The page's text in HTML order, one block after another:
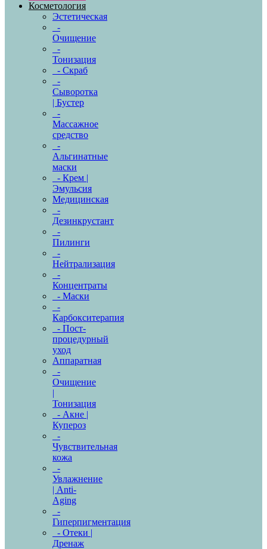
Косметология
Эстетическая
-
Очищение
-
Тонизация
- Скраб
-
Сыворотка
| Бустер
-
Массажное
средство
-
Альгинатные
маски
- Крем |
Эмульсия
Медицинская
-
Дезинкрустант
-
Пилинги
-
Нейтрализация
-
Концентраты
- Маски
-
Карбокситерапия
- Пост-
процедурный
уход
Аппаратная
-
Очищение
|
Тонизация
- Акне |
Купероз
-
Чувствительная
кожа
-
Увлажнение
| Anti-
Aging
-
Гиперпигментация
- Отеки |
Дренаж